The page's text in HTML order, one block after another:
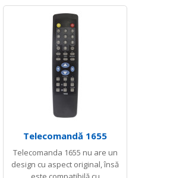
Telecomandă 1655
Telecomanda 1655 nu are un
design cu aspect original, însă